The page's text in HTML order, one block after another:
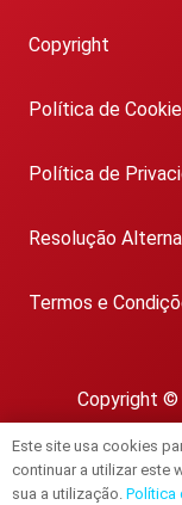
Copyright
Política de
Política de
Resolução
Termos e
Copyright ©
Este site usa cookies
continuar a utilizar este
sua a utilização. Política